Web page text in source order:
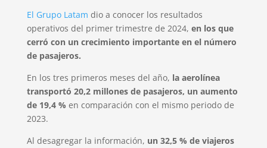
El Grupo Latam dio a conocer los resultados
operativos del primer trimestre de 2024, en los que
cerró con un crecimiento importante en el número
de pasajeros.
En los tres primeros meses del año, la aerolínea
transportó 20,2 millones de pasajeros, un aumento
de 19,4 % en comparación con el mismo periodo de
2023.
Al desagregar la información, un 32,5 % de viajeros